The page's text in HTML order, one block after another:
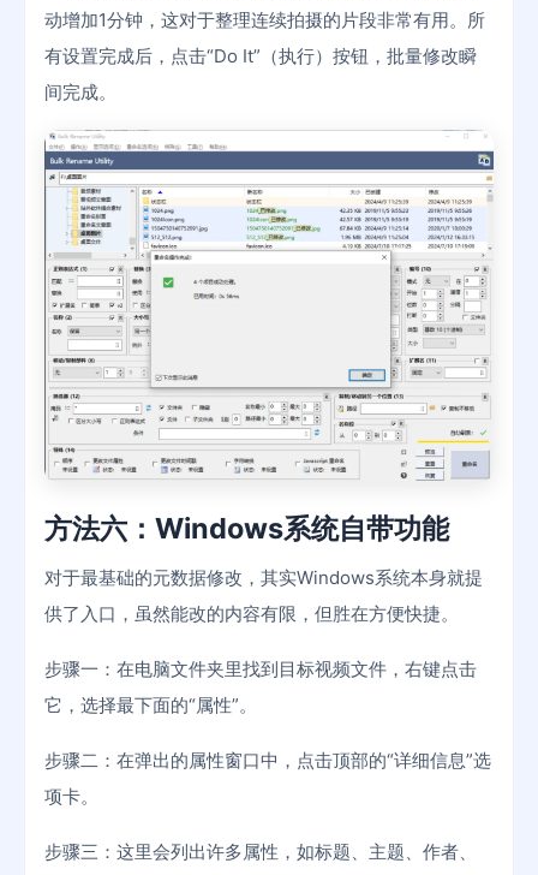
动增加1分钟，这对于整理连续拍摄的片段非常有用。所
有设置完成后，点击“Do It”（执行）按钮，批量修改瞬
间完成。
方法六：Windows系统自带功能
对于最基础的元数据修改，其实Windows系统本身就提
供了入口，虽然能改的内容有限，但胜在方便快捷。
步骤一：在电脑文件夹里找到目标视频文件，右键点击
它，选择最下面的“属性”。
步骤二：在弹出的属性窗口中，点击顶部的“详细信息”选
项卡。
步骤三：这里会列出许多属性，如标题、主题、作者、